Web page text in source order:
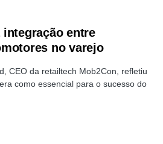
entre
no varejo
CEO da retailtech Mob2Con, refletiu
como essencial para o sucesso do